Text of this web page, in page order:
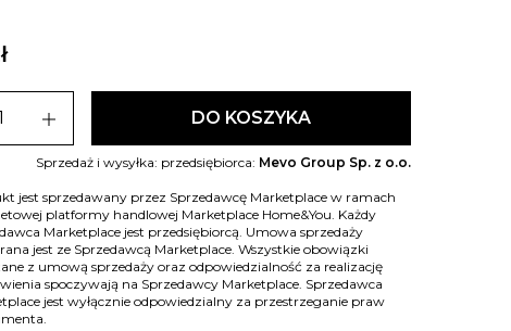
add DO KOSZYKA
Sprzedaż i wysyłka: przedsiębiorca: Mevo Group Sp. z o.o.
jest sprzedawany przez Sprzedawcę Marketplace w ramach
platformy handlowej Marketplace Home&You. Każdy
Marketplace jest przedsiębiorcą. Umowa sprzedaży
jest ze Sprzedawcą Marketplace. Wszystkie obowiązki
z umową sprzedaży oraz odpowiedzialność za realizację
spoczywają na Sprzedawcy Marketplace. Sprzedawca
jest wyłącznie odpowiedzialny za przestrzeganie praw